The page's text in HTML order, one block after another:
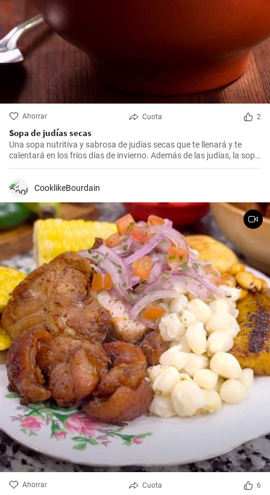
Ahorrar Cuota 2
Sopa de judías secas
Una sopa nutritiva y sabrosa de judías secas que te llenará y te
calentará en los fríos días de invierno. Además de las judías, la sopa
también tiene patatas, zanahorias y cebolla, que le dan un rico
CooklikeBourdain
Ahorrar Cuota 6